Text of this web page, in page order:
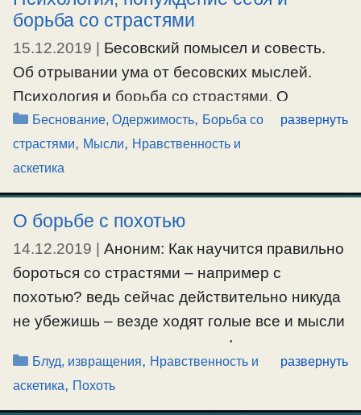
борьба со страстями
15.12.2019
Бесовский помысел и совесть.
Об отрывании ума от бесовских мыслей.
Психология и борьба со страстями. О
волевом усилии, понуждении себя.
Отношение к одержимому той или иной
страстью. Явно нападают бесы, почему и что
делать.
#понуждениесебя
Рубрики
Беснование, Одержимость, Борьба со
страстями, Мысли, Нравственность и
аскетика
развернуть
О борьбе с похотью
14.12.2019 | Аноним: Как научится правильно
бороться со страстями – например с
похотью? ведь сейчас действительно никуда
не убежишь – везде ходят голые все и мысли
пошлые часто тревожат меня! а дома
закрыться это не выход. Как суметь в себе
создать понимание как у ребенка? Ведь
Рубрики
Блуд, извращения, Нравственность и
аскетика, Похоть
развернуть